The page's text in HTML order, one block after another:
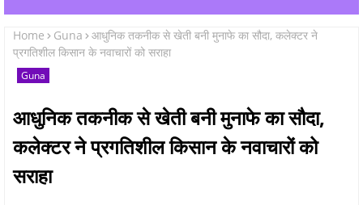
Home Guna
आधुनिक तकनीक से खेती बनी मुनाफे का सौदा, कलेक्टर ने
प्रगतिशील किसान के नवाचारों को सराहा
Guna
आधुनिक तकनीक से खेती बनी मुनाफे का सौदा,
कलेक्टर ने प्रगतिशील किसान के नवाचारों को
सराहा